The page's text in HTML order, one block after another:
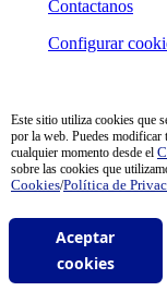
Contactanos
Configurar
x
Este sitio utiliza cookies que
por la web. Puedes modificar
cualquier momento desde el
sobre las cookies que
Cookies/Política de
Aceptar
cookies